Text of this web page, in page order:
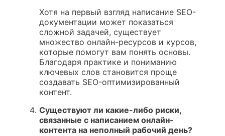
Хотя на первый взгляд написание SEO-
документации может показаться
сложной задачей, существует
множество онлайн-ресурсов и курсов,
которые помогут вам понять основы.
Благодаря практике и пониманию
ключевых слов становится проще
создавать SEO-оптимизированный
контент.
Существуют ли какие-либо риски,
связанные с написанием онлайн-
контента на неполный рабочий день?